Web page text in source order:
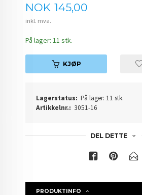
Pris
NOK 145,00
inkl. mva.
På lager: 11 stk.
KJØP
Lagerstatus: På lager: 11 stk.
Artikkelnr.: 3051-16
DEL DETTE
PRODUKTINFO